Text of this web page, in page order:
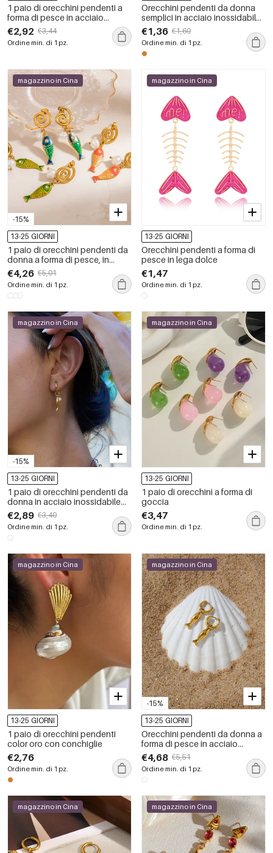
1 paio di orecchini pendenti a
forma di pesce in acciaio
inossidabile color oro
impermeabili
€2,92 €3,44
Ordine min. di 1 pz.
Orecchini pendenti da donna
semplici in acciaio inossidabile
color oro, impermeabili.
€1,36 €1,60
Ordine min. di 1 pz.
-15%
magazzino in Cina
13-25 GIORNI
1 paio di orecchini pendenti da
donna a forma di pesce, in
acciaio inossidabile,
impermeabili, colorati e creativi,
con gocce di olio
€4,26 €5,01
Ordine min. di 1 pz.
magazzino in Cina
13-25 GIORNI
Orecchini pendenti a forma di
pesce in lega dolce
€1,47
Ordine min. di 1 pz.
-15%
magazzino in Cina
13-25 GIORNI
1 paio di orecchini pendenti da
donna in acciaio inossidabile
color oro, a forma di pesce
elegante e impermeabile
€2,89 €3,40
Ordine min. di 1 pz.
magazzino in Cina
13-25 GIORNI
1 paio di orecchini a forma di
goccia
€3,47
Ordine min. di 1 pz.
magazzino in Cina
13-25 GIORNI
1 paio di orecchini pendenti
color oro con conchiglie
€2,76
Ordine min. di 1 pz.
-15%
magazzino in Cina
13-25 GIORNI
Orecchini pendenti da donna a
forma di pesce in acciaio
inossidabile, impermeabili, color
oro.
€4,68 €5,51
Ordine min. di 1 pz.
magazzino in Cina magazzino in Cina